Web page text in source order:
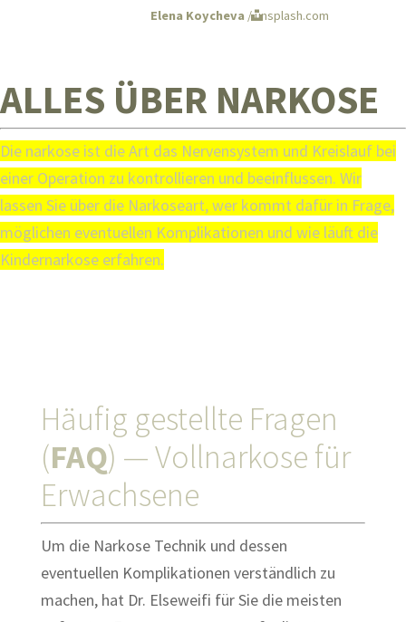
Elena Koycheva / unsplash.com
ALLES ÜBER NARKOSE
Die narkose ist die Art das Nervensystem und Kreislauf bei
einer Operation zu kontrollieren und beeinflussen. Wir
lassen Sie über die Narkoseart, wer kommt dafür in Frage,
möglichen eventuellen Komplikationen und wie läuft die
Kindernarkose erfahren.
Häufig gestellte Fragen
(FAQ) — Vollnarkose für
Erwachsene
Um die Narkose Technik und dessen
eventuellen Komplikationen verständlich zu
machen, hat Dr. Elseweifi für Sie die meisten